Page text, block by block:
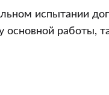
испытании
работы,